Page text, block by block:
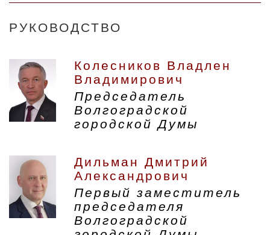
РУКОВОДСТВО
Колесников Владлен
Владимирович
Председатель
Волгоградской
городской Думы
Дильман Дмитрий
Александрович
Первый заместитель
председателя
Волгоградской